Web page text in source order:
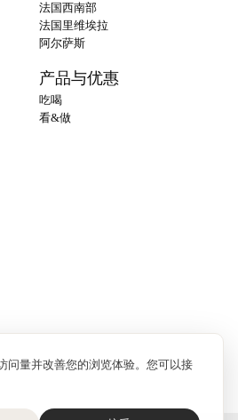
法国西南部
法国里维埃拉
阿尔萨斯
产品与优惠
吃喝
看&做